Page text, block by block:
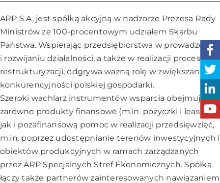
ARP S.A. jest spółką akcyjną w nadzorze Prezesa Rady
Ministrów ze 100-procentowym udziałem Skarbu
Państwa. Wspierając przedsiębiorstwa w prowadzeniu
i rozwijaniu działalności, a także w realizacji procesów
restrukturyzacji, odgrywa ważną rolę w zwiększaniu
konkurencyjności polskiej gospodarki.
Szeroki wachlarz instrumentów wsparcia obejmuje
zarówno produkty finansowe (m.in. pożyczki i leasing),
jak i pozafinansową pomoc w realizacji przedsięwzięć,
m.in. poprzez udostępnianie terenów inwestycyjnych i
obiektów produkcyjnych w ramach zarządzanych
przez ARP Specjalnych Stref Ekonomicznych. Spółka
łączy także partnerów zainteresowanych nawiązaniem